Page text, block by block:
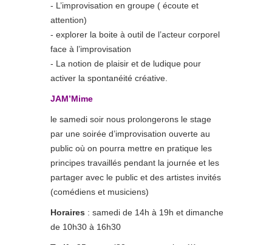
- L’improvisation en groupe ( écoute et
attention)
- explorer la boite à outil de l’acteur corporel
face à l’improvisation
- La notion de plaisir et de ludique pour
activer la spontanéité créative.
JAM’Mime
le samedi soir nous prolongerons le stage
par une soirée d’improvisation ouverte au
public où on pourra mettre en pratique les
principes travaillés pendant la journée et les
partager avec le public et des artistes invités
(comédiens et musiciens)
Horaires : samedi de 14h à 19h et dimanche
de 10h30 à 16h30